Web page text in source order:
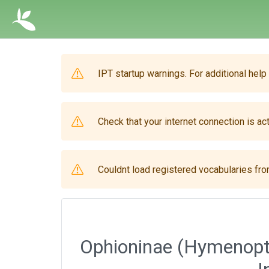
IPT startup warnings. For additional
Check that your internet connection is
Couldnt load registered vocabularies
Ophioninae